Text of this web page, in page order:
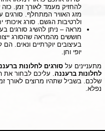
להחזיק מעמד לאורך זמן. כזה
מזג האוויר המתחלף. סורגים
ולרטיבות הגשם. סורג איכותי
מראה – ניתן להשיג סורגים
חוששים מהמראה שהסורג
בעיצובים יוקרתיים ונאים.
יופי וחן.
מתעניינים על סורגים לחלונות
לחלונות ברעננה. עליכם לבחור את
שלכם. בשביל שתהיו מרוצים לאורך
נפלא.